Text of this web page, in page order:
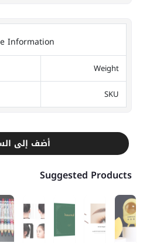
Information
Weight
SKU
أضف إلى
Suggested Products